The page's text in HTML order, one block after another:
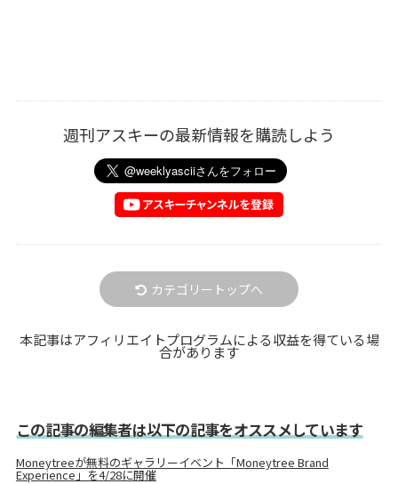
週刊アスキーの最新情報を購読しよう
カテゴリートップへ
本記事はアフィリエイトプログラムによる収益を得ている場
合があります
この記事の編集者は以下の記事をオススメしています
Moneytreeが無料のギャラリーイベント「Moneytree Brand
Experience」を4/28に開催